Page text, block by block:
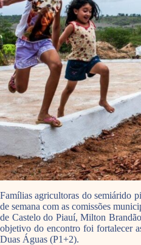
Famílias agricultoras do semiárido
de semana com as comissões
de Castelo do Piauí, Milton
objetivo do encontro foi fortalecer
Duas Águas (P1+2).